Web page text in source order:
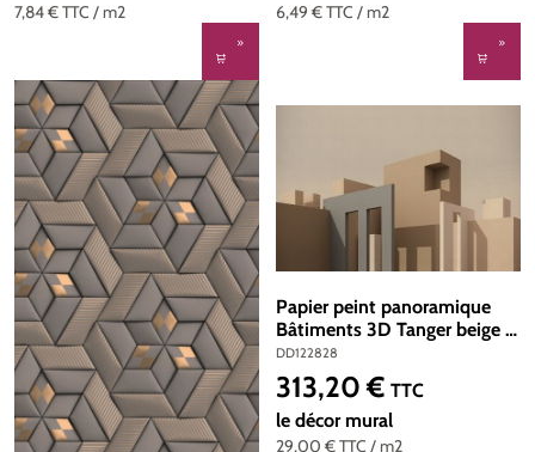
7,84 €TTC / m2 6,49 €TTC / m2
Papier peint panoramique
Bâtiments 3D Tanger beige -
Référence DD122828 -
Intissé 200g/m2 - 400 x
270 cm
DD122828
29,00 €TTC / m2
Prix régulier :
313,20 € TTC
le décor mural